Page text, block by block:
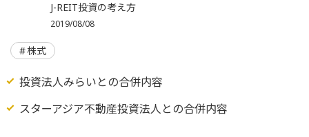
J-REIT投資の考え方
2019/08/08
株式
投資法人みらいとの合併内容
スターアジア不動産投資法人との合併内容